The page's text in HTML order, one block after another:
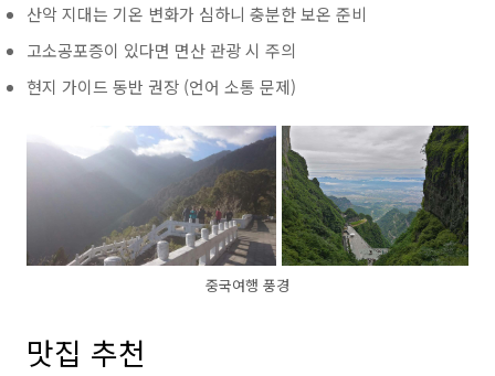
산악 지대는 기온 변화가 심하니 충분한 보온 준비
고소공포증이 있다면 면산 관광 시 주의
현지 가이드 동반 권장 (언어 소통 문제)
중국여행 풍경
맛집 추천